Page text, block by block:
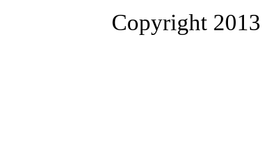
Copyright